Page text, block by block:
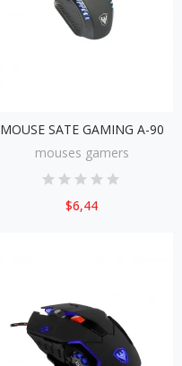
MOUSE SATE GAMING A-90
mouses gamers
$6,44